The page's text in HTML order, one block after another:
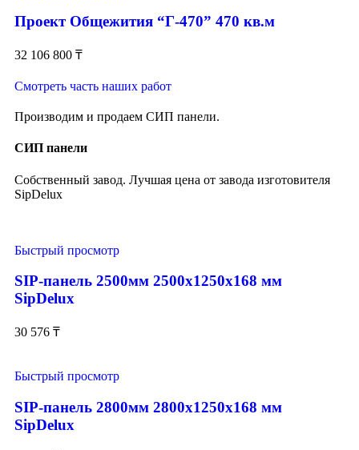
Проект Общежития “Г-470” 470 кв.м
32 106 800 ₸
Смотреть часть наших работ
Производим и продаем СИП панели.
СИП панели
Собственный завод. Лучшая цена от завода изготовителя
SipDelux
Быстрый просмотр
SIP-панель 2500мм 2500x1250x168 мм
SipDelux
30 576 ₸
Быстрый просмотр
SIP-панель 2800мм 2800x1250x168 мм
SipDelux